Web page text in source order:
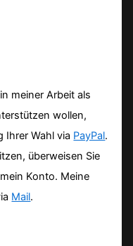
meiner Arbeit als
wollen,
Ihrer Wahl via PayPal.
überweisen Sie
Konto. Meine
Mail.